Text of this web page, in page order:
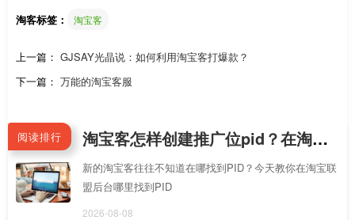
淘客标签： 淘宝客
上一篇： GJSAY光晶说：如何利用淘宝客打爆款？
下一篇： 万能的淘宝客服
阅读排行 淘宝客怎样创建推广位pid？在淘宝联盟后台哪里找到PID？
新的淘宝客往往不知道在哪找到PID？今天教你在淘宝联
盟后台哪里找到PID
2026-08-08